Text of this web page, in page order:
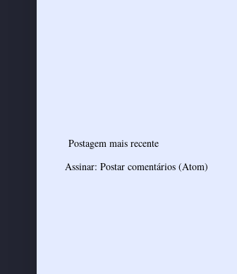
Postagem mais recente
Assinar: Postar comentários (Atom)